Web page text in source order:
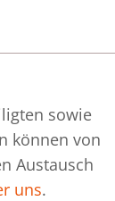
sowie
können von
Austausch
uns.